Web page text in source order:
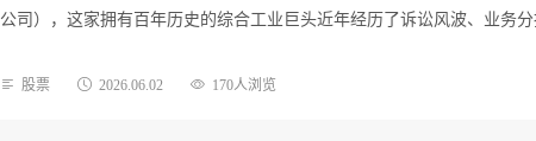
公司），这家拥有百年历史的综合工业巨头近年经历了诉讼风波、业务
股票 2026.06.02 170人浏览